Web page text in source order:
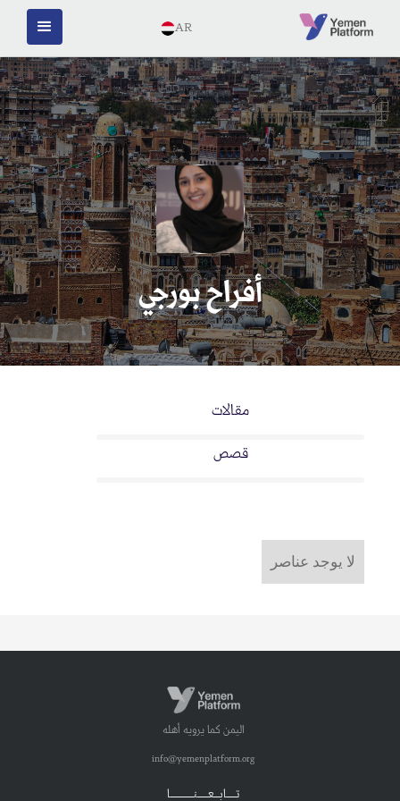
AR
أفراح بورجي
مقالات
قصص
لا يوجد عناصر
اليمن كما يرويه أهله
info@yemenplatform.org
تـــــابـــعــــــنـــــــــــــا